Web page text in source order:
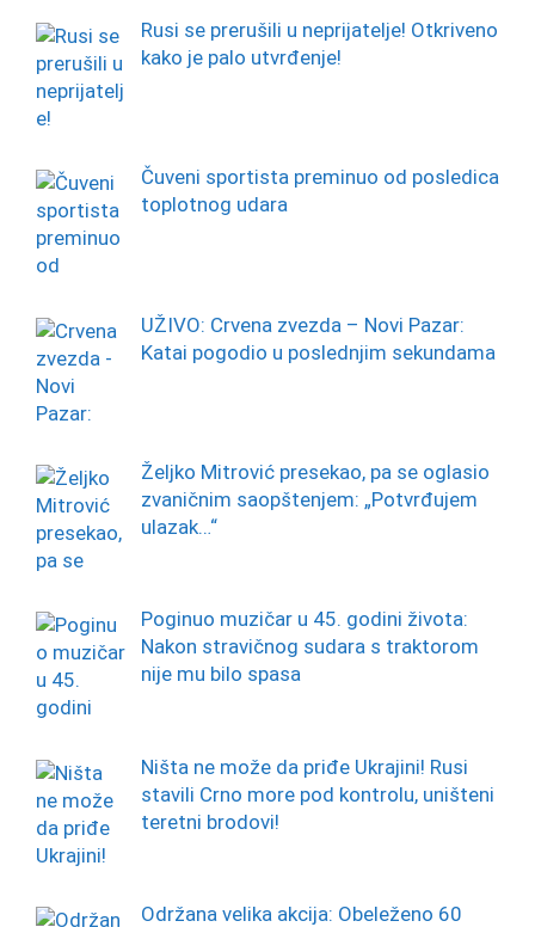
Rusi se prerušili u neprijatelje! Otkriveno
kako je palo utvrđenje!
Čuveni sportista preminuo od posledica
toplotnog udara
UŽIVO: Crvena zvezda – Novi Pazar:
Katai pogodio u poslednjim sekundama
Željko Mitrović presekao, pa se oglasio
zvaničnim saopštenjem: „Potvrđujem
ulazak…“
Poginuo muzičar u 45. godini života:
Nakon stravičnog sudara s traktorom
nije mu bilo spasa
Ništa ne može da priđe Ukrajini! Rusi
stavili Crno more pod kontrolu, uništeni
teretni brodovi!
Održana velika akcija: Obeleženo 60